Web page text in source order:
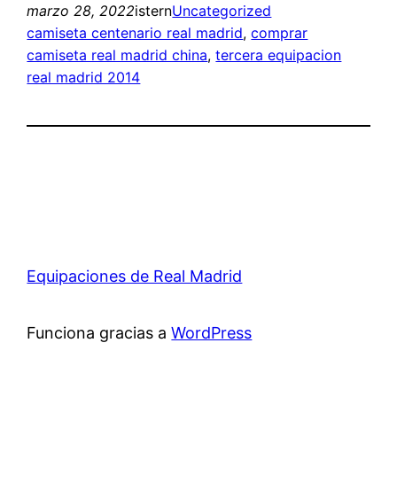
marzo 28, 2022isternUncategorized
camiseta centenario real madrid, comprar
camiseta real madrid china, tercera equipacion
real madrid 2014
Equipaciones de Real Madrid
Funciona gracias aWordPress